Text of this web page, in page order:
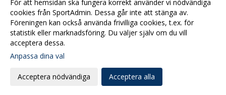
inställningar
Webbversion
För att hemsidan ska fungera korrekt använder vi nödvändiga
cookies från SportAdmin. Dessa går inte att stänga av.
Föreningen kan också använda frivilliga cookies, t.ex. för
statistik eller marknadsföring. Du väljer själv om du vill
acceptera dessa.
Anpassa dina val
Acceptera nödvändiga Acceptera alla